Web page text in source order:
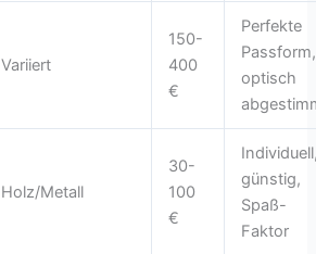
Variiert
150-
400
€
Perfekte
Passform,
optisch
Holz/Metall
30-
100
€
günstig,
Spaß-
Faktor